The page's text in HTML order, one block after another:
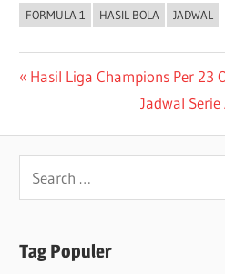
FORMULA 1 HASIL BOLA JADWAL
Post
Previous
Hasil Liga Champions Per 23
Next
Jadwal
Tag Populer